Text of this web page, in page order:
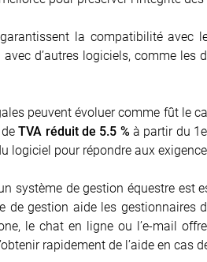
la compatibilité avec
d’autres logiciels, comme les
peuvent évoluer comme fût le
deTVA réduit de 5.5 % à partir du
pour répondre aux
système de gestion équestre est
gestion aide les gestionnaires
le chat en ligne ou l’e-mail
rapidement de l’aide en cas